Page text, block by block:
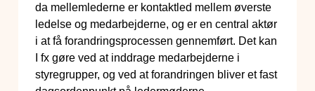
da mellemlederne er kontaktled mellem øverste
ledelse og medarbejderne, og er en central aktør
i at få forandringsprocessen gennemført. Det kan
I fx gøre ved at inddrage medarbejderne i
styregrupper, og ved at forandringen bliver et fast